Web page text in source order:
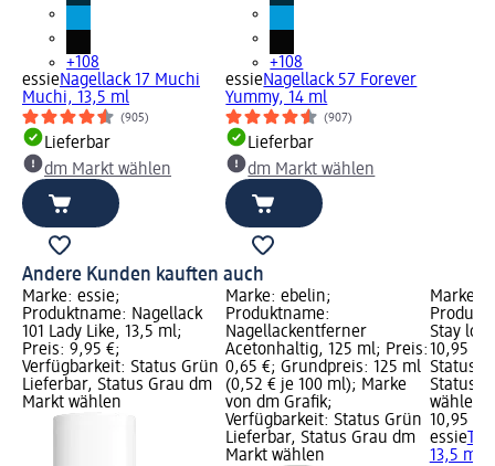
+108
essieNagellack 17 Muchi
Muchi, 13,5 ml
(905)
Lieferbar
dm Markt wählen
+108
essieNagellack 57 Forever
Yummy, 14 ml
(907)
Lieferbar
dm Markt wählen
Andere Kunden kauften auch
Marke: essie;
Produktname: Nagellack
101 Lady Like, 13,5 ml;
Preis: 9,95 €;
Verfügbarkeit: Status Grün
Lieferbar, Status Grau dm
Markt wählen
Marke: ebelin;
Produktname:
Nagellackentferner
Acetonhaltig, 125 ml; Preis:
0,65 €; Grundpreis: 125 ml
(0,52 € je 100 ml); Marke
von dm Grafik;
Verfügbarkeit: Status Grün
Lieferbar, Status Grau dm
Markt wählen
Marke:
Stay
10,95 €;
Status
Status
wählen
10,95 €
essie
13,5 ml